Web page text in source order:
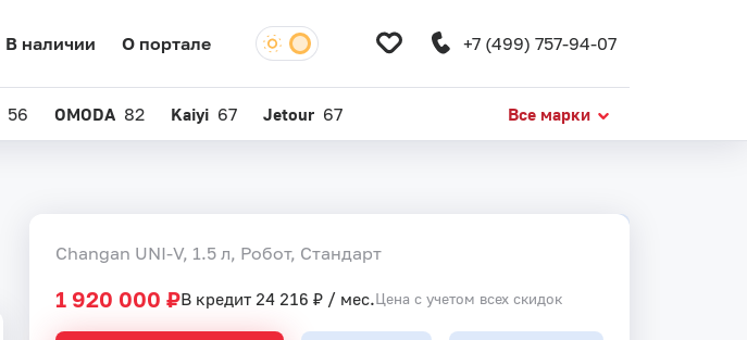
В наличии О портале +7 (499) 757-94-07
56 OMODA 82 Kaiyi 67 Jetour 67 Все марки
Changan UNI-V, 1.5 л, Робот, Стандарт
1 920 000 ₽В кредит 24 216 ₽ / мес.Цена с учетом всех скидок